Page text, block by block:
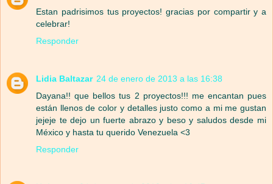
Estan padrisimos tus proyectos! gracias por compartir y a
celebrar!
Responder
Lidia Baltazar 24 de enero de 2013 a las 16:38
Dayana!! que bellos tus 2 proyectos!!! me encantan pues
están llenos de color y detalles justo como a mi me gustan
jejeje te dejo un fuerte abrazo y beso y saludos desde mi
México y hasta tu querido Venezuela <3
Responder